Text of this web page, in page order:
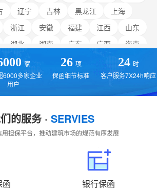
辽宁 吉林 黑龙江
上海
浙江 安徽 福建 江西
山东
湖北 湖南 广东 广西
海南
云南 陕西
青海
新疆 国外 返回主站
家
6000多家企业
用户
26 项
保函细节标准
24 时
客户服务7X24h响应
的服务 · SERVIES
担保平台，推动建筑市场的规范有序发展
函 银行保函